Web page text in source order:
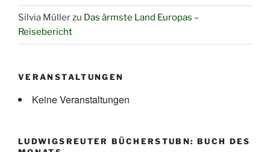
Silvia Müllerzu Das ärmste Land Europas –
Reisebericht
VERANSTALTUNGEN
Keine Veranstaltungen
LUDWIGSREUTER BÜCHERSTUBN: BUCH DES